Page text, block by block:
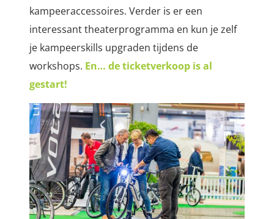
kampeeraccessoires. Verder is er een
interessant theaterprogramma en kun je zelf
je kampeerskills upgraden tijdens de
workshops. En… de ticketverkoop is al
gestart!